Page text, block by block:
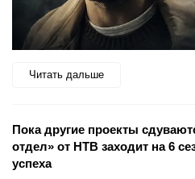
Читать дальше
Пока другие проекты
отдел» от НТВ заходит на 6
успеха